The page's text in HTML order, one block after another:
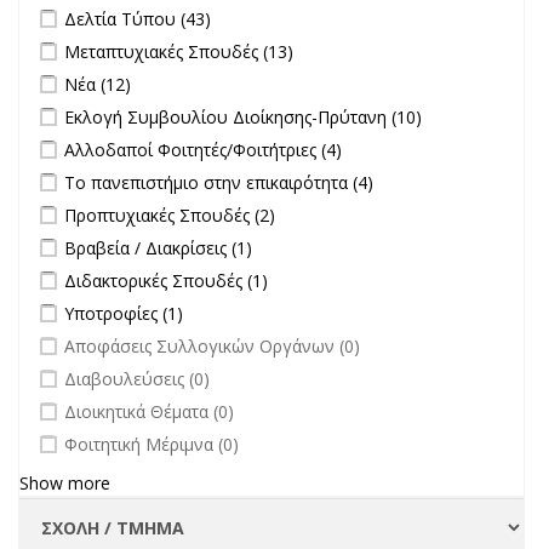
Apply Δελτία Τύπου filter
Δελτία Τύπου (43)
Apply Μεταπτυχιακές Σπουδές filter
Μεταπτυχιακές Σπουδές (13)
Apply Νέα filter
Νέα (12)
Apply Εκλογή Συμβουλίου Διοίκησης-Πρύτανη filter
Εκλογή Συμβουλίου Διοίκησης-Πρύτανη (10)
Apply Αλλοδαποί Φοιτητές/Φοιτήτριες filter
Αλλοδαποί Φοιτητές/Φοιτήτριες (4)
filter
Apply Το πανεπιστήμιο στην επικαιρότητα filter
Το πανεπιστήμιο στην επικαιρότητα (4)
Apply Προπτυχιακές Σπουδές filter
Προπτυχιακές Σπουδές (2)
Apply Βραβεία / Διακρίσεις filter
Βραβεία / Διακρίσεις (1)
Apply Διδακτορικές Σπουδές filter
Διδακτορικές Σπουδές (1)
Apply Υποτροφίες filter
Υποτροφίες (1)
undefined
Αποφάσεις Συλλογικών Οργάνων (0)
undefined
Διαβουλεύσεις (0)
undefined
Διοικητικά Θέματα (0)
undefined
Φοιτητική Μέριμνα (0)
Show more